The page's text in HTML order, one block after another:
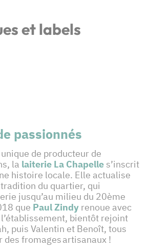
et labels
passionnés
de producteur de
la laiterie La Chapelle s’inscrit
histoire locale. Elle actualise
du quartier, qui
jusqu’au milieu du 20ème
que Paul Zindy renoue avec
bientôt rejoint
puis Valentin et Benoît, tous
des fromages artisanaux !